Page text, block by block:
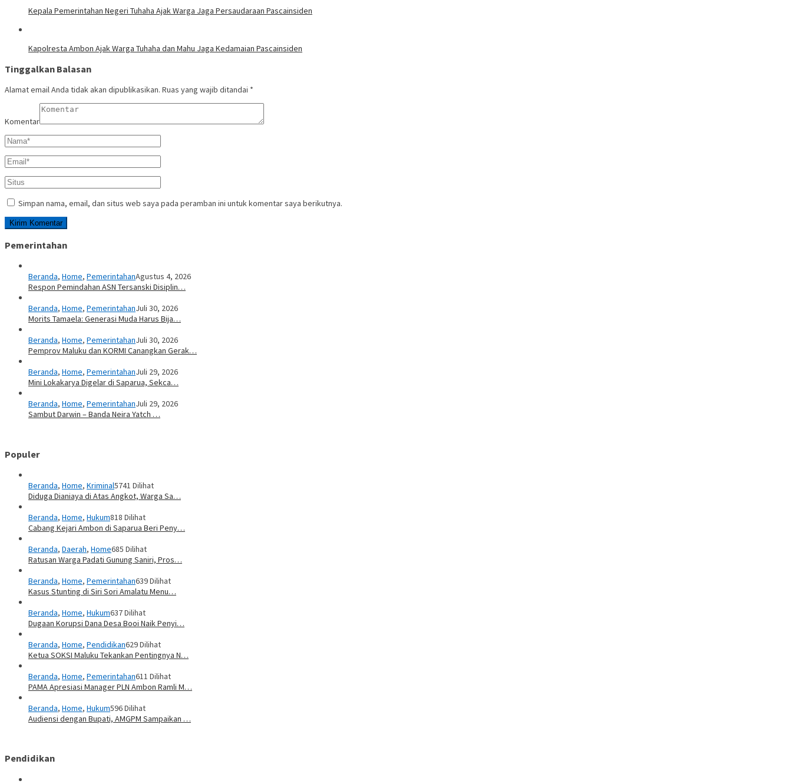
Kepala Pemerintahan Negeri Tuhaha Ajak Warga Jaga Persaudaraan Pascainsiden
Kapolresta Ambon Ajak Warga Tuhaha dan Mahu Jaga Kedamaian Pascainsiden
Tinggalkan Balasan
Alamat email Anda tidak akan dipublikasikan. Ruas yang wajib ditandai *
Komentar
Simpan nama, email, dan situs web saya pada peramban ini untuk komentar saya berikutnya.
Pemerintahan
Beranda, Home, PemerintahanAgustus 4, 2026
Respon Pemindahan ASN Tersanski Disiplin…
Beranda, Home, PemerintahanJuli 30, 2026
Morits Tamaela: Generasi Muda Harus Bija…
Beranda, Home, PemerintahanJuli 30, 2026
Pemprov Maluku dan KORMI Canangkan Gerak…
Beranda, Home, PemerintahanJuli 29, 2026
Mini Lokakarya Digelar di Saparua, Sekca…
Beranda, Home, PemerintahanJuli 29, 2026
Sambut Darwin – Banda Neira Yatch …
Populer
Beranda, Home, Kriminal5741 Dilihat
Diduga Dianiaya di Atas Angkot, Warga Sa…
Beranda, Home, Hukum818 Dilihat
Cabang Kejari Ambon di Saparua Beri Peny…
Beranda, Daerah, Home685 Dilihat
Ratusan Warga Padati Gunung Saniri, Pros…
Beranda, Home, Pemerintahan639 Dilihat
Kasus Stunting di Siri Sori Amalatu Menu…
Beranda, Home, Hukum637 Dilihat
Dugaan Korupsi Dana Desa Booi Naik Penyi…
Beranda, Home, Pendidikan629 Dilihat
Ketua SOKSI Maluku Tekankan Pentingnya N…
Beranda, Home, Pemerintahan611 Dilihat
PAMA Apresiasi Manager PLN Ambon Ramli M…
Beranda, Home, Hukum596 Dilihat
Audiensi dengan Bupati, AMGPM Sampaikan …
Pendidikan